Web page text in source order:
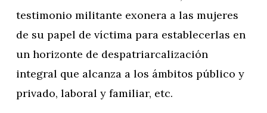
testimonio militante exonera a las mujeres
de su papel de víctima para establecerlas en
un horizonte de despatriarcalización
integral que alcanza a los ámbitos público y
privado, laboral y familiar, etc.